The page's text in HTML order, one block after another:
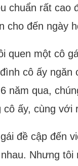
chuẩn rất
cho đến ngày
quen một cô
cô ấy
năm qua,
ấy, cùng với
đề cập đến
Nhưng